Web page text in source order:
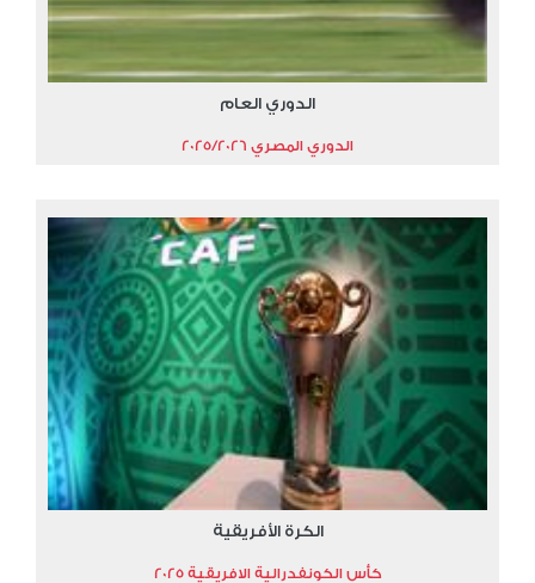
الدوري العام
الدوري المصري 2025/2026
الكرة الأفريقية
كأس الكونفدرالية الافريقية 2025